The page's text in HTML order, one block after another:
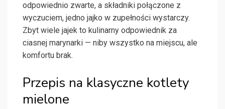
odpowiednio zwarte, a składniki połączone z
wyczuciem, jedno jajko w zupełności wystarczy.
Zbyt wiele jajek to kulinarny odpowiednik za
ciasnej marynarki — niby wszystko na miejscu, ale
komfortu brak.
Przepis na klasyczne kotlety
mielone